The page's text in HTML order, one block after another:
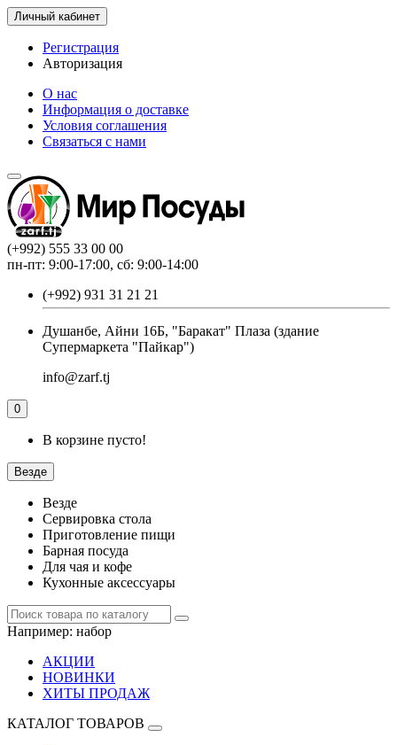
Личный кабинет
Регистрация
Авторизация
О нас
Информация о доставке
Условия соглашения
Связаться с нами
(+992) 555 33 00 00
пн-пт: 9:00-17:00, сб: 9:00-14:00
(+992) 931 31 21 21
Душанбе, Айни 16Б, "Баракат" Плаза (здание
Супермаркета "Пайкар")
info@zarf.tj
0
В корзине пусто!
Везде
Везде
Сервировка стола
Приготовление пищи
Барная посуда
Для чая и кофе
Кухонные аксессуары
Например: набор
АКЦИИ
НОВИНКИ
ХИТЫ ПРОДАЖ
КАТАЛОГ ТОВАРОВ